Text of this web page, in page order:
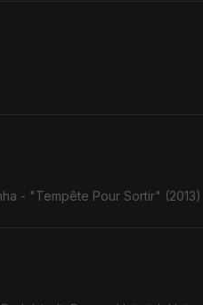
- "Tempête Pour Sortir" (2013)